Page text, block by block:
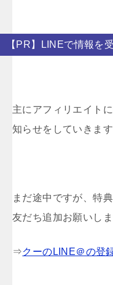
【PR】LINEで情報を
主にアフィリエイト
知らせをしていきます
まだ途中ですが、特
友だち追加お願いしま
⇒クーのLINE＠の登